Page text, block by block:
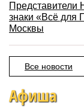
Представители
знаки «Всё для
Москвы
Все новости
Афиша